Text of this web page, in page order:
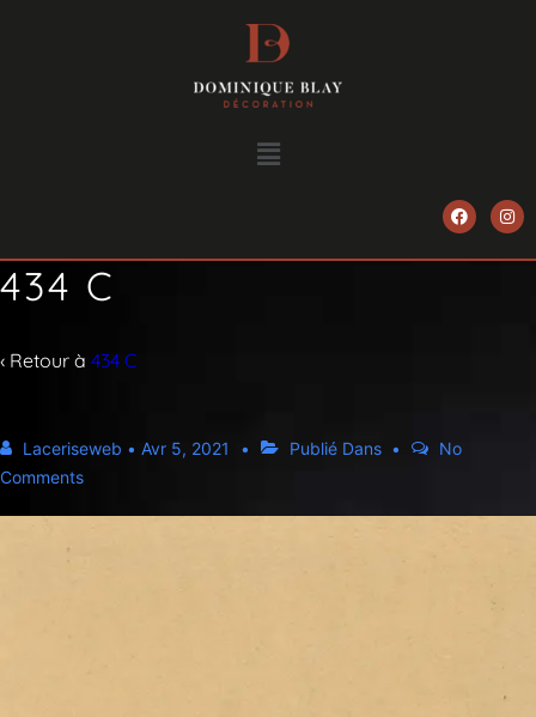
434 C
‹ Retour à 434 C
Laceriseweb • Avr 5, 2021 Publié Dans
No
Comments